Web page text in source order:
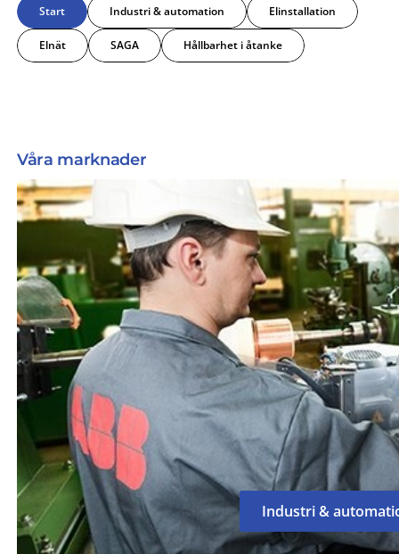
Start Industri & automation Elinstallation
Elnät SAGA Hållbarhet i åtanke
Våra marknader
Industri &